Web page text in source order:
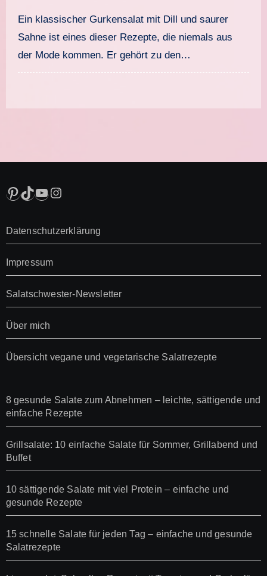
Ein klassischer Gurkensalat mit Dill und saurer
Sahne ist eines dieser Rezepte, die niemals aus
der Mode kommen. Er gehört zu den…
Pinterest
TikTok
YouTube
Instagram
Datenschutzerklärung
Impressum
Salatschwester-Newsletter
Über mich
Übersicht vegane und vegetarische Salatrezepte
8 gesunde Salate zum Abnehmen – leichte, sättigende und
einfache Rezepte
Grillsalate: 10 einfache Salate für Sommer, Grillabend und
Buffet
10 sättigende Salate mit viel Protein – einfache und
gesunde Rezepte
15 schnelle Salate für jeden Tag – einfache und gesunde
Salatrezepte